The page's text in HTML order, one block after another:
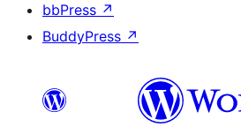
bbPress ↗
BuddyPress ↗